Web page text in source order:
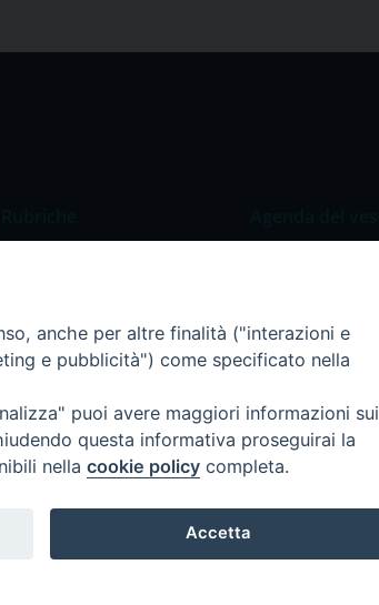
Costume e Società
Apostolato della Preghiera
Parrocchie
Regione FVG
anche per altre finalità ("interazioni e
e pubblicità") come specificato nella
puoi avere maggiori informazioni sui
questa informativa proseguirai la
nella cookie policy completa.
Accetta